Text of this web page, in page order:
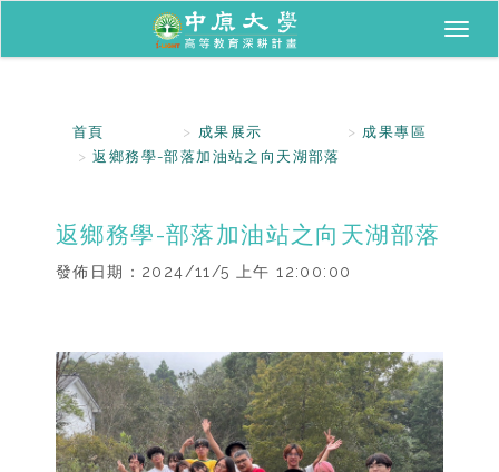
首頁 成果展示
成果專區
返鄉務學-部落加油站之向天湖部落
返鄉務學-部落加油站之向天湖部落
發佈日期： 2024/11/5 上午 12:00:00